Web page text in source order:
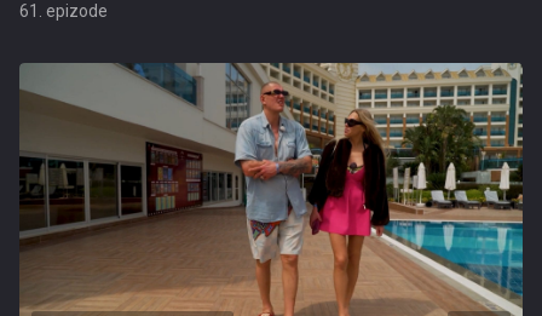
61. epizode